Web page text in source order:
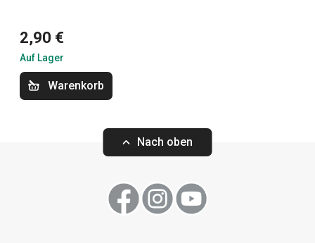
2,90 €
Auf Lager
Warenkorb
Nach oben